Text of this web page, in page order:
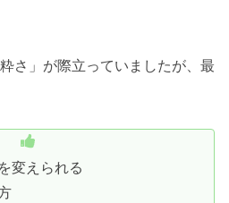
さ」が際立っていましたが、最
変えられる